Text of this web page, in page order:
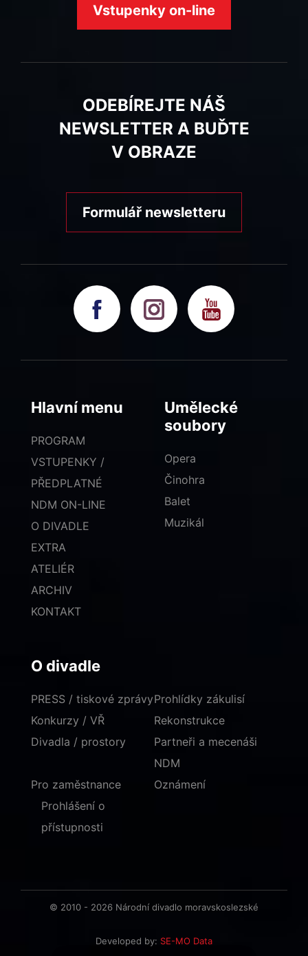
Vstupenky on-line
ODEBÍREJTE NÁŠ
NEWSLETTER A BUĎTE
V OBRAZE
Formulář newsletteru
Hlavní menu
PROGRAM
VSTUPENKY /
PŘEDPLATNÉ
NDM ON-LINE
O DIVADLE
EXTRA
ATELIÉR
ARCHIV
KONTAKT
Umělecké
soubory
Opera
Činohra
Balet
Muzikál
O divadle
PRESS / tiskové zprávy
Konkurzy / VŘ
Divadla / prostory
Prohlídky zákulisí
Rekonstrukce
Partneři a mecenáši
NDM
Pro zaměstnance
Oznámení
Prohlášení o
přístupnosti
© 2010 - 2026 Národní divadlo moravskoslezské
Developed by: SE-MO Data